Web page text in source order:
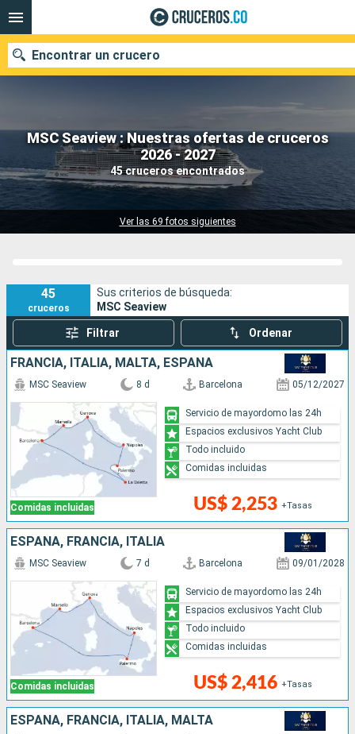
MSC Seaview : Nuestras ofertas de cruceros
2026 - 2027
45 cruceros encontrados
Ver las 69 fotos siguientes
Encontrar un crucero
Fecha de salida
Buscar
45
cruceros
Sus criterios de búsqueda:
MSC Seaview
Filtrar Ordenar
FRANCIA, ITALIA, MALTA, ESPAÑA
Comidas incluidas
MSC Seaview 8 d Barcelona 05/12/2027
US$ 2,253 +Tasas
Servicio de mayordomo las 24h
Espacios exclusivos Yacht Club
Todo incluido
Comidas incluidas
ESPAÑA, FRANCIA, ITALIA
Comidas incluidas
MSC Seaview 7 d Barcelona 09/01/2028
US$ 2,416 +Tasas
Servicio de mayordomo las 24h
Espacios exclusivos Yacht Club
Todo incluido
Comidas incluidas
ESPAÑA, FRANCIA, ITALIA, MALTA